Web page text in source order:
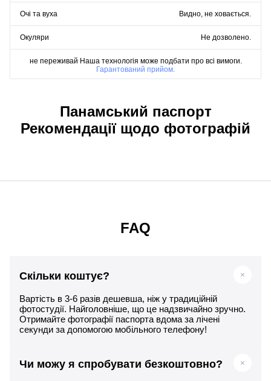
Очі та вуха Видно, не ховається.
Окуляри Не дозволено.
не переживай Наша технологія може подбати про всі вимоги.
Гарантований прийом.
Панамський паспорт
Рекомендації щодо фотографій
FAQ
Скільки коштує?
Вартість в 3-6 разів дешевша, ніж у традиційній
фотостудії. Найголовніше, що це надзвичайно зручно.
Отримайте фотографії паспорта вдома за лічені
секунди за допомогою мобільного телефону!
Чи можу я спробувати безкоштовно?